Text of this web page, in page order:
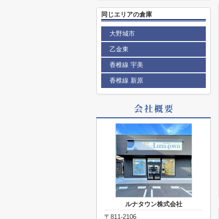
同じエリアの倉庫
大野城市
乙金東
香椎線 宇美
香椎線 新原
ルナタウン株式会社
〒811-2106